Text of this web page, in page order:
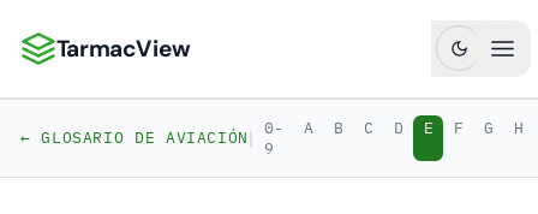
TarmacView: Análisis de Aviación de Precisión
TarmacView
← GLOSARIO DE AVIACIÓN| 0-
9
A B C D E F G H